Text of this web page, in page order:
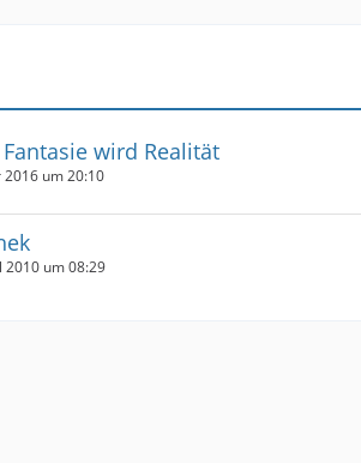
wird Realität
2016 um 20:10
2010 um 08:29